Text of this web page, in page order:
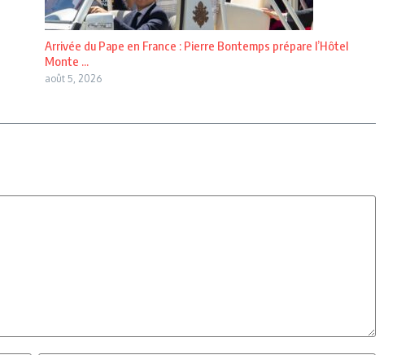
Arrivée du Pape en France : Pierre Bontemps prépare l’Hôtel
Monte ...
août 5, 2026